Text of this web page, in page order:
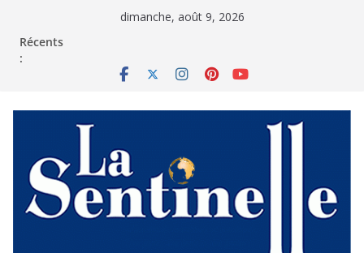
dimanche, août 9, 2026
Récents
: